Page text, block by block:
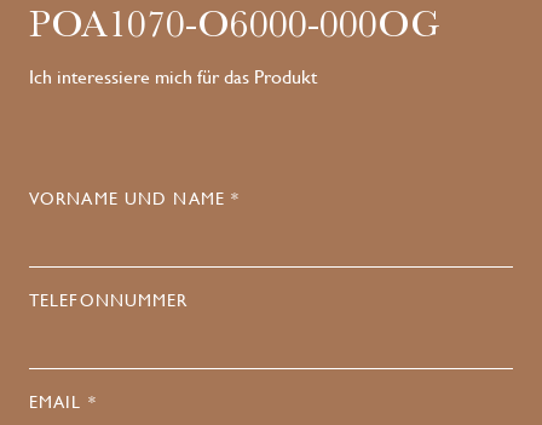
POA1070-O6000-000OG
Ich interessiere mich für das Produkt
VORNAME UND NAME *
TELEFONNUMMER
EMAIL *